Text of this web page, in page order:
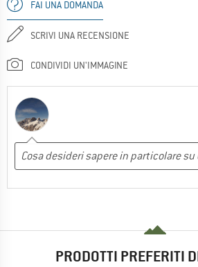
FAI UNA DOMANDA
SCRIVI UNA RECENSIONE
CONDIVIDI UN'IMMAGINE
PRODOTTI PREFERITI